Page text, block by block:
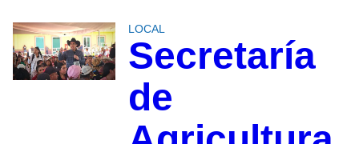
LOCAL
Secretaría
de